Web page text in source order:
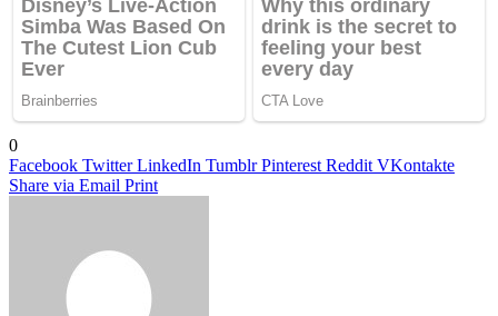
0
Facebook Twitter LinkedIn Tumblr Pinterest Reddit VKontakte
Share via Email Print